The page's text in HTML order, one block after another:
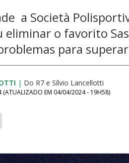
a Società
eliminar o favorito
para
| Do R7 e Sílvio Lancellotti
(ATUALIZADO EM 04/04/2024 - 19H58)